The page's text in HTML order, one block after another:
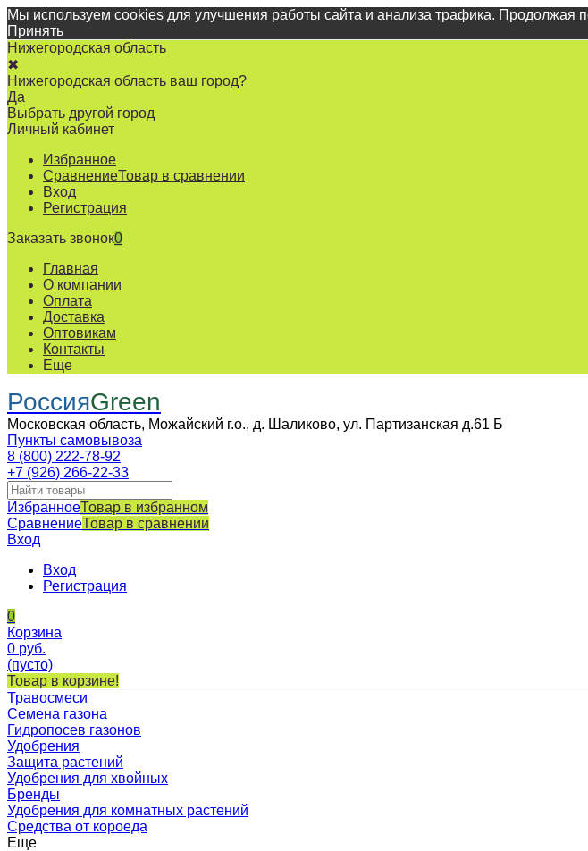
Мы используем cookies для улучшения работы сайта и анализа трафика. Продолжая
Принять
Нижегородская область
✖
Нижегородская область ваш город?
Да
Выбрать другой город
Личный кабинет
Избранное
СравнениеТовар в сравнении
Вход
Регистрация
Заказать звонок0
Главная
О компании
Оплата
Доставка
Оптовикам
Контакты
Еще
РоссияGreen
Московская область, Можайский г.о., д. Шаликово, ул. Партизанская д.61 Б
Пункты самовывоза
8 (800) 222-78-92
+7 (926) 266-22-33
ИзбранноеТовар в избранном
СравнениеТовар в сравнении
Вход
Вход
Регистрация
0
Корзина
0 руб.
(пусто)
Товар в корзине!
Травосмеси
Семена газона
Гидропосев газонов
Удобрения
Защита растений
Удобрения для хвойных
Бренды
Удобрения для комнатных растений
Средства от короеда
Еще